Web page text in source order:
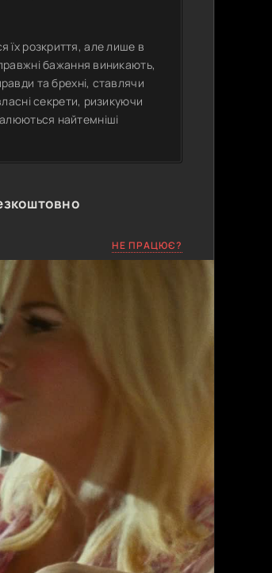
їх розкриття, але лише в
бажання виникають,
та брехні, ставлячи
секрети, ризикуючи
найтемніші
НЕ ПРАЦЮЄ?